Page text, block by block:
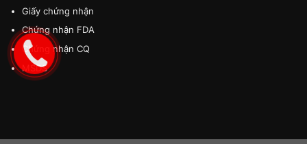
Giấy chứng nhận
Chứng nhận FDA
Chứng nhận CQ
MSDS